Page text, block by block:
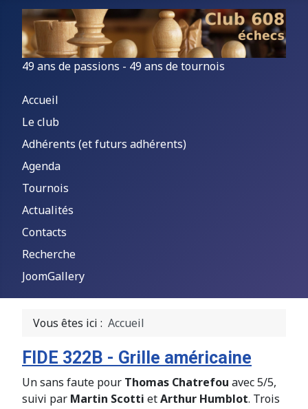
49 ans de passions - 49 ans de tournois
Accueil
Le club
Adhérents (et futurs adhérents)
Agenda
Tournois
Actualités
Contacts
Recherche
JoomGallery
Vous êtes ici : Accueil
FIDE 322B - Grille américaine
Un sans faute pour Thomas Chatrefou avec 5/5,
suivi par Martin Scotti etArthur Humblot. Trois